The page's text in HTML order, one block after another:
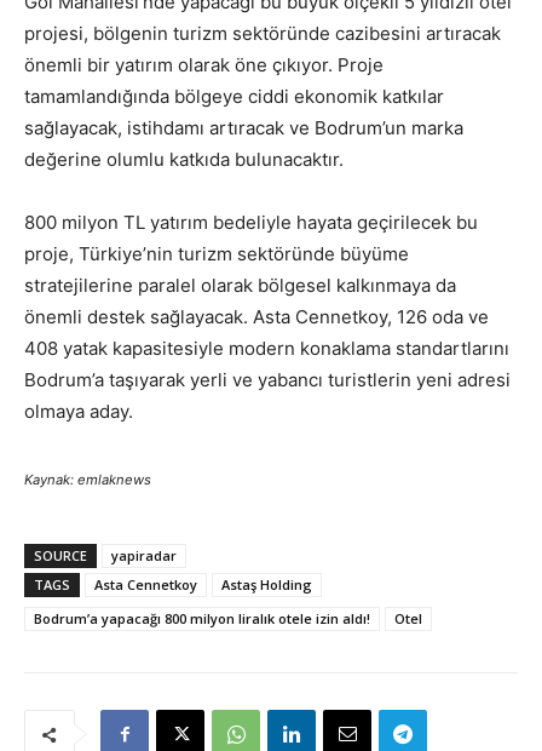
projesi, bölgenin turizm sektöründe cazibesini artıracak
önemli bir yatırım olarak öne çıkıyor. Proje
tamamlandığında bölgeye ciddi ekonomik katkılar
sağlayacak, istihdamı artıracak ve Bodrum’un marka
değerine olumlu katkıda bulunacaktır.
800 milyon TL yatırım bedeliyle hayata geçirilecek bu
proje, Türkiye’nin turizm sektöründe büyüme
stratejilerine paralel olarak bölgesel kalkınmaya da
önemli destek sağlayacak. Asta Cennetkoy, 126 oda ve
408 yatak kapasitesiyle modern konaklama standartlarını
Bodrum’a taşıyarak yerli ve yabancı turistlerin yeni adresi
olmaya aday.
Kaynak: emlaknews
SOURCE
yapiradar
TAGS
Asta Cennetkoy
Astaş Holding
Bodrum’a yapacağı 800 milyon liralık otele izin aldı!
Otel